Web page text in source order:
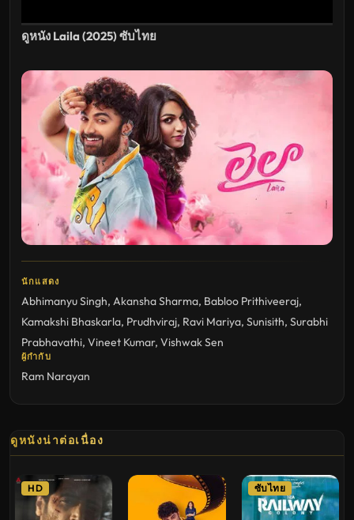
ดูหนัง Laila (2025) ซับไทย
นักแสดง
Abhimanyu Singh, Akansha Sharma, Babloo Prithiveeraj,
Kamakshi Bhaskarla, Prudhviraj, Ravi Mariya, Sunisith, Surabhi
Prabhavathi, Vineet Kumar, Vishwak Sen
ผู้กำกับ
Ram Narayan
ดูหนังน่าต่อเนื่อง
HD ซับไทย